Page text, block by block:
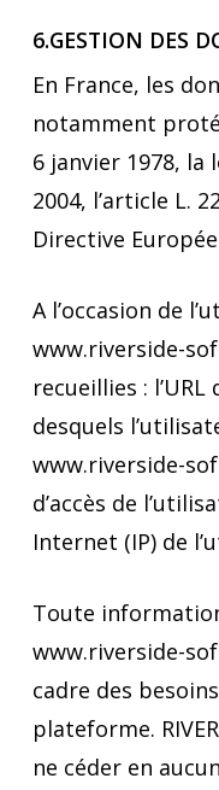
6.GESTION DES
En France, les
notamment
6 janvier 1978, la
2004, l’article L.
Directive
A l’occasion de
www.riverside-
recueillies :
desquels
www.riverside-
d’accès de
Internet (IP) de
Toute
www.riverside-
cadre des
plateforme.
ne céder en